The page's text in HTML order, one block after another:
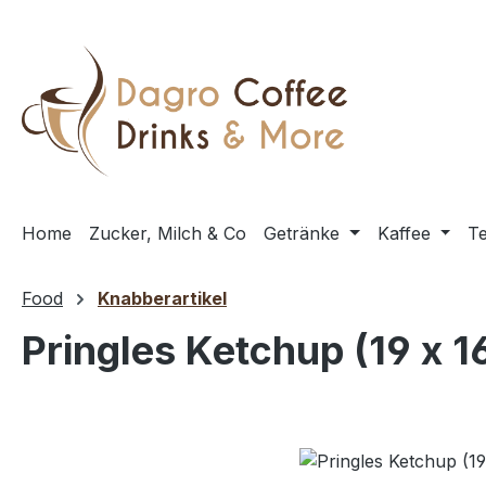
Home Zucker, Milch & Co Getränke Kaffee
Food Knabberartikel
Pringles Ketchup (19 x